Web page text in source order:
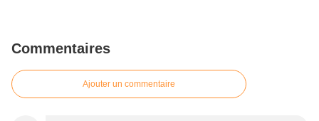
Commentaires
Ajouter un commentaire